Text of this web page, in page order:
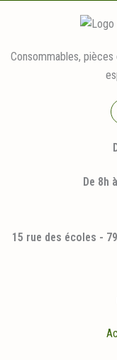
Consommables,
De 8h
15 rue des écoles -